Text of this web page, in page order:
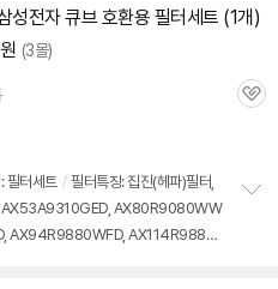
성전자 큐브 호환용 필터세트 (1개)
원 (3몰)
관
필터세트 / 필터특징: 집진(헤파)필터,
AX53A9310GED, AX80R9080WW
AX94R9880WFD, AX114R9880